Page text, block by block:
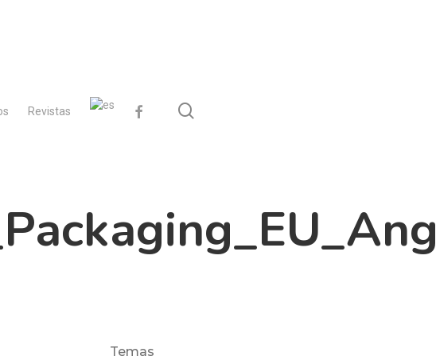
Revistas facebook
Temas